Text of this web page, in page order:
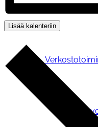
Lisää kalenteriin